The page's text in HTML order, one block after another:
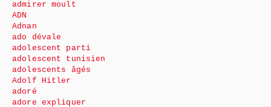
admirer moult
ADN
Adnan
ado dévale
adolescent parti
adolescent tunisien
adolescents âgés
Adolf Hitler
adoré
adore expliquer